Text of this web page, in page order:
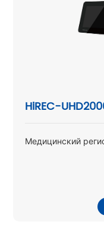
HiREC-
Медицинский